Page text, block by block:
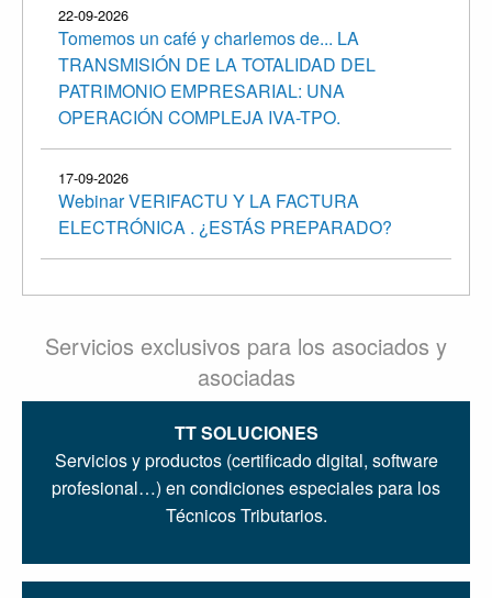
22-09-2026
Tomemos un café y charlemos de... LA
TRANSMISIÓN DE LA TOTALIDAD DEL
PATRIMONIO EMPRESARIAL: UNA
OPERACIÓN COMPLEJA IVA-TPO.
17-09-2026
Webinar VERIFACTU Y LA FACTURA
ELECTRÓNICA . ¿ESTÁS PREPARADO?
Servicios exclusivos para los asociados y
asociadas
TT SOLUCIONES
Servicios y productos (certificado digital, software
profesional…) en condiciones especiales para los
Técnicos Tributarios.